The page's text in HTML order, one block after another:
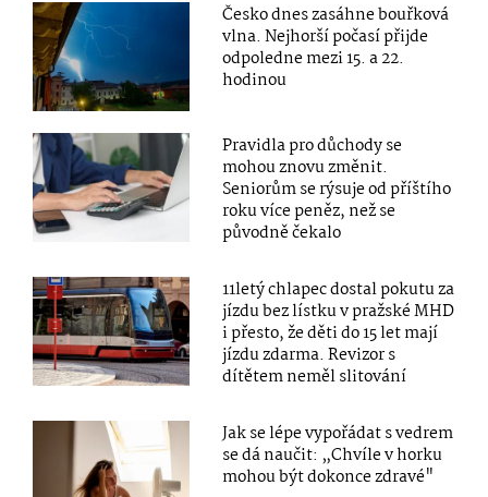
Česko dnes zasáhne bouřková
vlna. Nejhorší počasí přijde
odpoledne mezi 15. a 22.
hodinou
Pravidla pro důchody se
mohou znovu změnit.
Seniorům se rýsuje od příštího
roku více peněz, než se
původně čekalo
11letý chlapec dostal pokutu za
jízdu bez lístku v pražské MHD
i přesto, že děti do 15 let mají
jízdu zdarma. Revizor s
dítětem neměl slitování
Jak se lépe vypořádat s vedrem
se dá naučit: „Chvíle v horku
mohou být dokonce zdravé"